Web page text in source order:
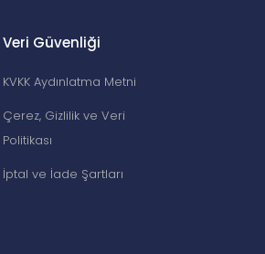
Veri Güvenliği
KVKK Aydınlatma Metni
Çerez, Gizlilik ve Veri
Politikası
İptal ve İade Şartları